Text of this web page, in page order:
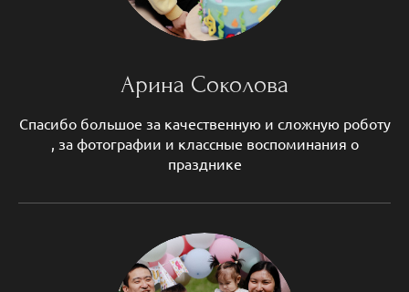
Арина Соколова
Спасибо большое за качественную и сложную роботу
, за фотографии и классные воспоминания о
празднике